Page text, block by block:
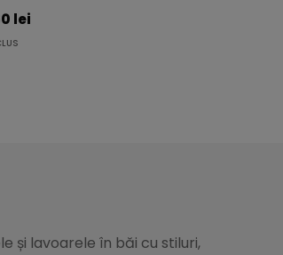
lei
și lavoarele în băi cu stiluri,